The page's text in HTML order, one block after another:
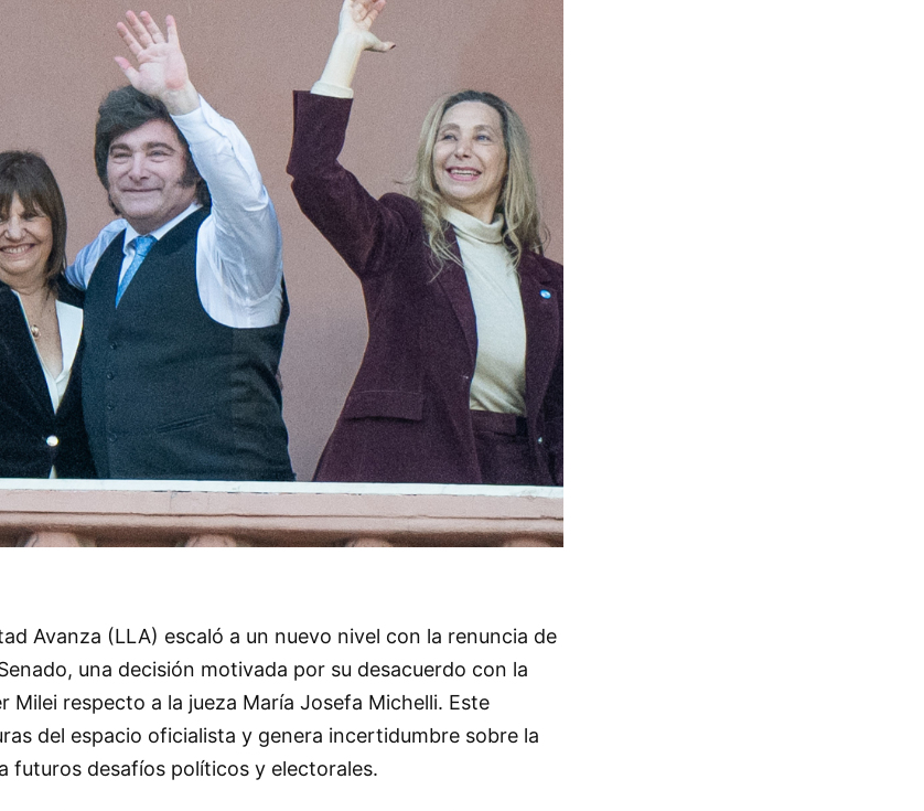
Avanza (LLA) escaló a un nuevo nivel con la renuncia de
una decisión motivada por su desacuerdo con la
Milei respecto a la jueza María Josefa Michelli. Este
del espacio oficialista y genera incertidumbre sobre la
futuros desafíos políticos y electorales.